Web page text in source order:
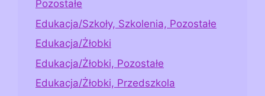
Pozostałe
Edukacja/Szkoły, Szkolenia, Pozostałe
Edukacja/Żłobki
Edukacja/Żłobki, Pozostałe
Edukacja/Żłobki, Przedszkola